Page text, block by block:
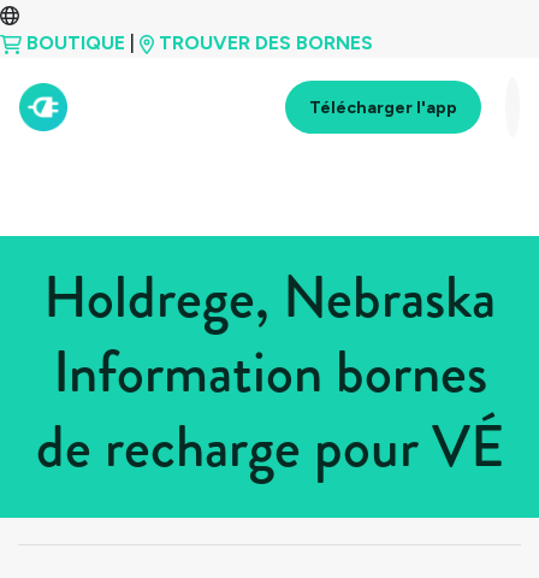
BOUTIQUE TROUVER DES BORNES
Télécharger l'app
Holdrege, Nebraska
Information bornes
de recharge pour VÉ
États-Unis > Nebraska